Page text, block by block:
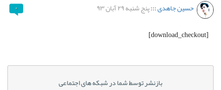
حسین جاهدی:::پنج شنبه ۲۹ آبان ۹۳ ۰
[download_checkout]
بازنشر توسط شما در شبکه های اجتماعی